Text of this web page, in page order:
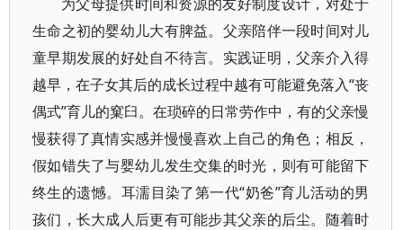
生命之初的婴幼儿大有脾益。父亲陪伴一段时间对儿
童早期发展的好处自不待言。实践证明，父亲介入得
越早，在子女其后的成长过程中越有可能避免落入“丧
偶式”育儿的窠臼。在琐碎的日常劳作中，有的父亲慢
慢获得了真情实感并慢慢喜欢上自己的角色；相反，
假如错失了与婴幼儿发生交集的时光，则有可能留下
终生的遗憾。耳濡目染了第一代“奶爸”育儿活动的男
孩们，长大成人后更有可能步其父亲的后尘。随着时